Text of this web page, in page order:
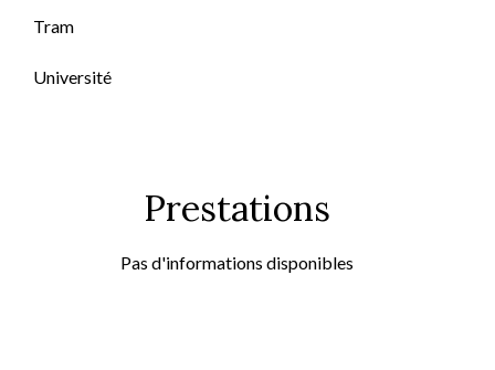
Tram
Université
Prestations
Pas d'informations disponibles